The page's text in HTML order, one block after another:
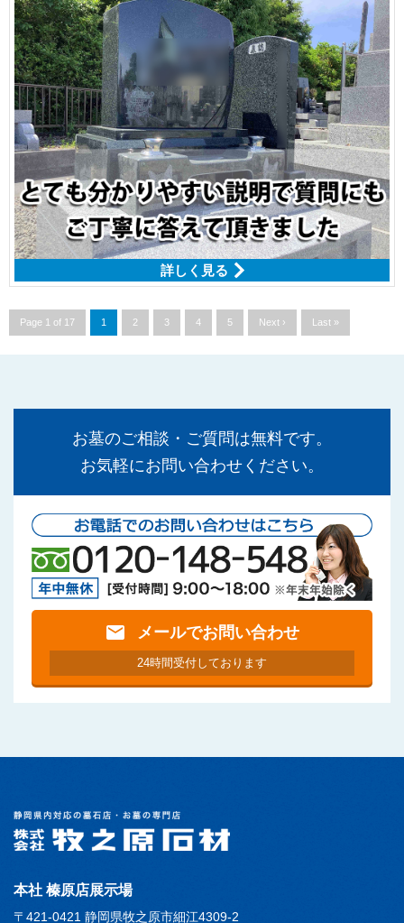
詳しく見る
Page 1 of 17 1 2 3 4 5 Next › Last »
お墓のご相談・ご質問は無料です。
お気軽にお問い合わせください。
mail メールでお問い合わせ
24時間受付しております
本社 榛原店展示場
〒421-0421 静岡県牧之原市細江4309-2